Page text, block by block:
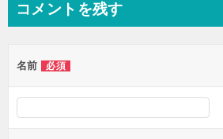
ビ
ー
シ
コメントを残す
名前 必須